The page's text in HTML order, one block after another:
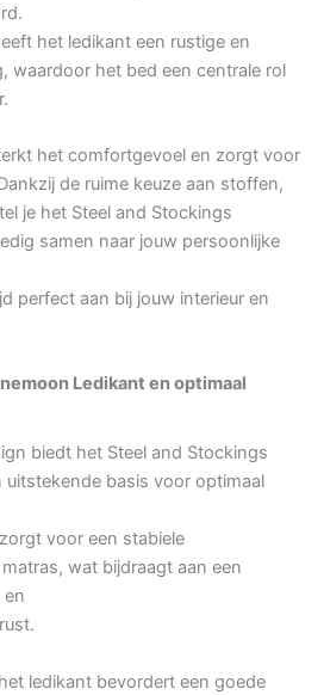
het ledikant een rustige en
waardoor het bed een centrale rol
het comfortgevoel en zorgt voor
de ruime keuze aan stoffen,
je het Steel and Stockings
samen naar jouw persoonlijke
perfect aan bij jouw interieur en
Ledikant en optimaal
biedt het Steel and Stockings
basis voor optimaal
voor een stabiele
wat bijdraagt aan een
ledikant bevordert een goede